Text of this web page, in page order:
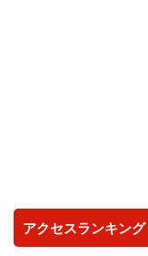
アクセスランキング